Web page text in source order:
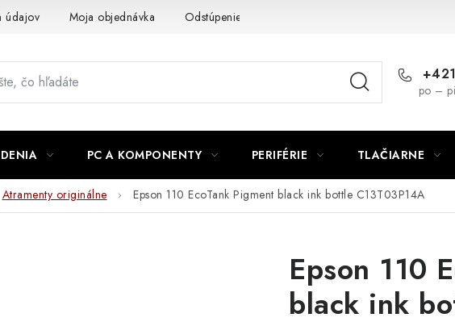
údajov Moja objednávka Odstúpenie od zmluvy
po –
PC A KOMPONENTY PERIFÉRIE TLAČIARNE
Atramenty originálne Epson 110 EcoTank Pigment black ink bottle C13T03P14A
Epson 110
black ink